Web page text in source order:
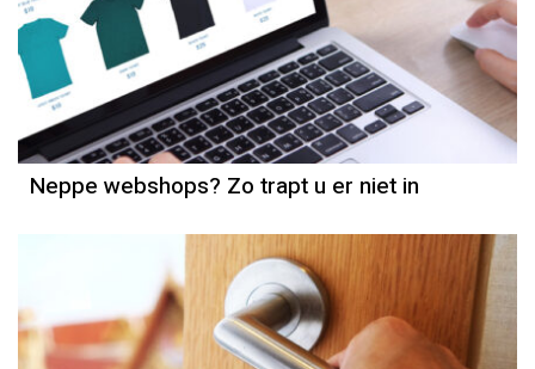
Neppe webshops? Zo trapt u er niet in